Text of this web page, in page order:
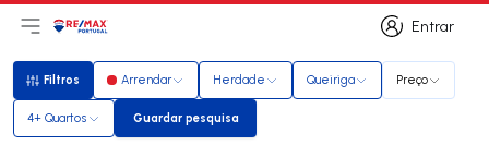
Entrar
Entrar
Abri menu principal
LogoIr para página inicial
Filtros
Filtros Arrendar Herdade Queiriga Preço
4+ Quartos Guardar pesquisa
Guardar pesquisa